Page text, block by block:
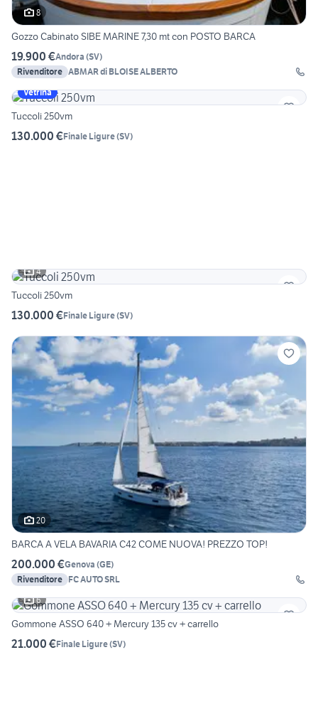
8
Gozzo Cabinato SIBE MARINE 7,30 mt con POSTO BARCA
19.900 €Andora (SV)
Rivenditore ABMAR di BLOISE ALBERTO
Vetrina
Tuccoli 250vm
130.000 €Finale Ligure(SV)
4
Tuccoli 250vm
130.000 €Finale Ligure(SV)
20
BARCA A VELA BAVARIA C42 COME NUOVA! PREZZO TOP!
200.000 €Genova (GE)
Rivenditore FC AUTO SRL
6
Gommone ASSO 640 + Mercury 135 cv + carrello
21.000 €Finale Ligure(SV)